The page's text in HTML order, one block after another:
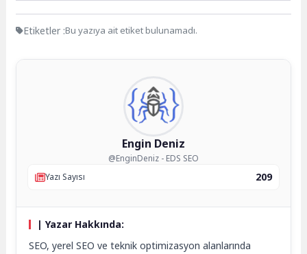
Etiketler :Bu yazıya ait etiket bulunamadı.
Engin Deniz
@EnginDeniz - EDS SEO
Yazı Sayısı
209
| Yazar Hakkında:
SEO, yerel SEO ve teknik optimizasyon alanlarında